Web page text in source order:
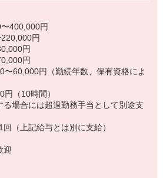
ど。
看護助手として、ピカピカな病院に勤務
イベート時間も充実◎
お迎えや家のことをやりたい主婦（夫）
類作成をお手伝いするので、いま手元に
400,000円
円
円
円
〜60,000円（勤続年数、保有資格によ
円（10時間）
場合には超過勤務手当として別途支
（上記給与とは別に支給）
迎